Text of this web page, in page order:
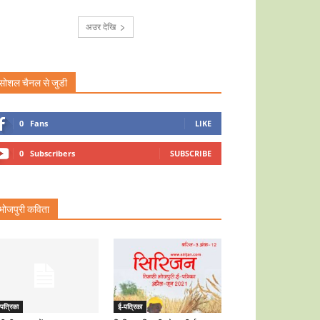
अउर देखि
चैनल से जुडी
0 Fans LIKE
0 Subscribers SUBSCRIBE
कविता
ई-पत्रिका